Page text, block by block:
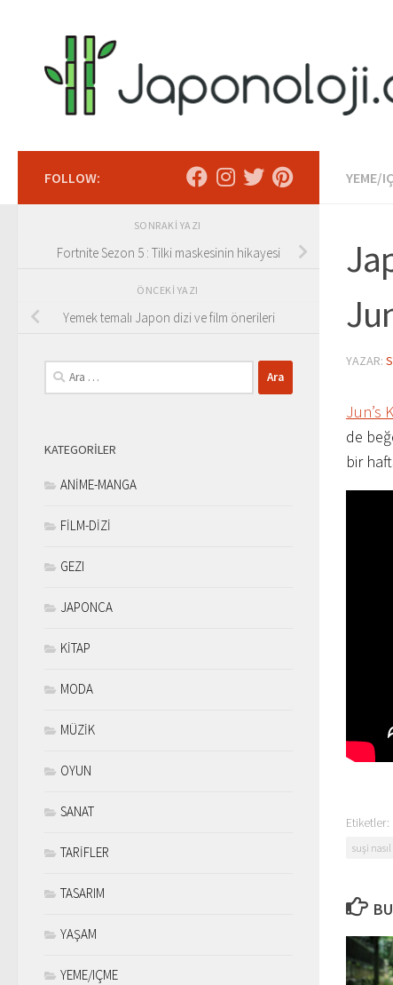
YEME/
YAZAR:
Jun’s
de
bir
Etiketler:
suşi nasıl
FOLLOW:
SONRAKI YAZI
Fortnite Sezon 5 : Tilki maskesinin hikayesi
ÖNCEKI YAZI
Yemek temalı Japon dizi ve film önerileri
Arama:
KATEGORILER
ANİME-MANGA
FİLM-DİZİ
GEZI
JAPONCA
KİTAP
MODA
MÜZİK
OYUN
SANAT
TARİFLER
TASARIM
YAŞAM
YEME/IÇME